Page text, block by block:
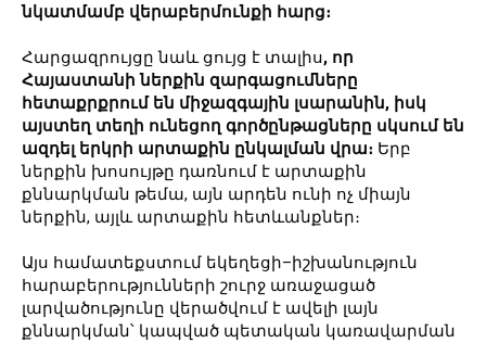
նկատմամբ վերաբերմունքի հարց։
Հարցազրույցը նաև ցույց է տալիս, որ
Հայաստանի ներքին զարգացումները
հետաքրքրում են միջազգային լսարանին, իսկ
այստեղ տեղի ունեցող գործընթացները սկսում են
ազդել երկրի արտաքին ընկալման վրա։ Երբ
ներքին խոսույթը դառնում է արտաքին
քննարկման թեմա, այն արդեն ունի ոչ միայն
ներքին, այլև արտաքին հետևանքներ։
Այս համատեքստում եկեղեցի–իշխանություն
հարաբերությունների շուրջ առաջացած
լարվածությունը վերածվում է ավելի լայն
քննարկման՝ կապված պետական կառավարման